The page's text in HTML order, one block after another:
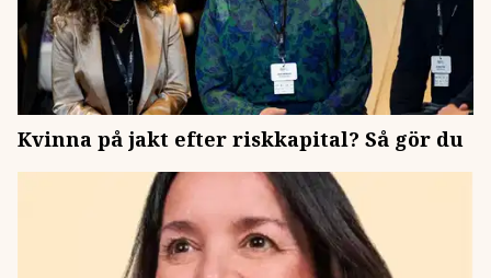
Kvinna på jakt efter riskkapital? Så gör du